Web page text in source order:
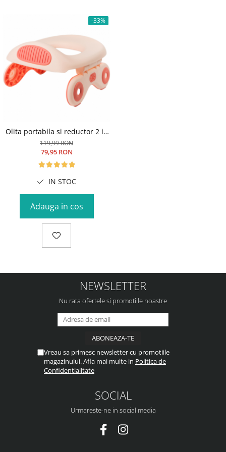
-33%
Olita portabila si reductor 2 in
1 + 10 pungi de unica folosinta,
Roz
119,99 RON
79,95 RON
IN STOC
Adauga in cos
NEWSLETTER
Nu rata ofertele si promotiile noastre
Vreau sa primesc newsletter cu promotiile
magazinului. Afla mai multe in Politica de
Confidentialitate
SOCIAL
Urmareste-ne in social media